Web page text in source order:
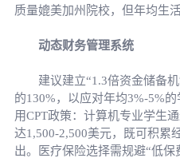
质量媲美加州院校，但年均生
动态财务管理系统
建议建立“1.3倍资金储备机
的130%，以应对年均3%-5%
用CPT政策：计算机专业学生
达1,500-2,500美元，既可积累
出。医疗保险选择需规避“低